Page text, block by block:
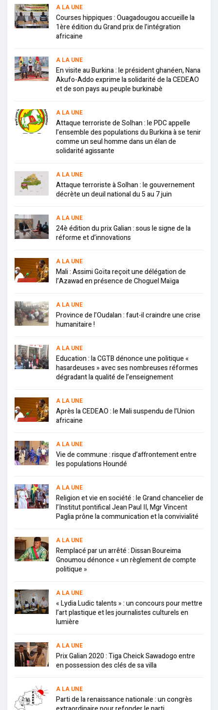
A LA UNE
Courses hippiques : Ouagadougou accueille la
1ère édition du Grand prix de l’intégration
africaine
A LA UNE
En visite au Burkina : le président ghanéen, Nana
Akufo-Addo exprime la solidarité de la CEDEAO
et de son pays au peuple burkinabè
A LA UNE
Attaque terroriste de Solhan : le PDC appelle
l’ensemble des populations du Burkina à se tenir
comme un seul homme dans un élan de
solidarité agissante
A LA UNE
Attaque terroriste à Solhan : le gouvernement
décrète un deuil national du 5 au 7 juin
A LA UNE
24è édition du prix Galian : sous le signe de la
réforme et d’innovations
A LA UNE
Mali : Assimi Goïta reçoit une délégation de
l’Azawad en présence de Choguel Maïga
A LA UNE
Province de l’Oudalan : faut-il craindre une crise
humanitaire !
A LA UNE
Education : la CGTB dénonce une politique «
hasardeuses » avec ses nombreuses réformes
dégradant la qualité de l’enseignement
A LA UNE
Après la CEDEAO : le Mali suspendu de l’Union
africaine
A LA UNE
Vie de commune : risque d’affrontement entre
les populations Houndé
A LA UNE
Religion et vie en société : le Grand chancelier de
l’Institut pontifical Jean Paul II, Mgr Vincent
Paglia prône la communication et la convivialité
A LA UNE
Remplacé par un arrêté : Dissan Boureima
Gnoumou dénonce « un règlement de compte
politique »
A LA UNE
« Lydia Ludic talents » : un concours pour mettre
l’art plastique et les journalistes culturels en
lumière
A LA UNE
Prix Galian 2020 : Tiga Cheick Sawadogo entre
en possession des clés de sa villa
A LA UNE
Parti de la renaissance nationale : un congrès